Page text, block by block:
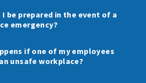
I be prepared in the event of a
emergency?
if one of my employees
unsafe workplace?